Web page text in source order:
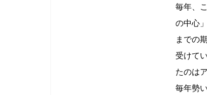
毎年、
の中心
までの
受けて
たのは
毎年勢